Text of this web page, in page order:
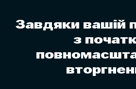
Завдяки вашій
з